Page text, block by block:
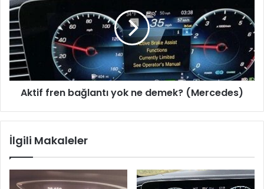
Aktif fren bağlantı yok ne demek? (Mercedes)
İlgili Makaleler